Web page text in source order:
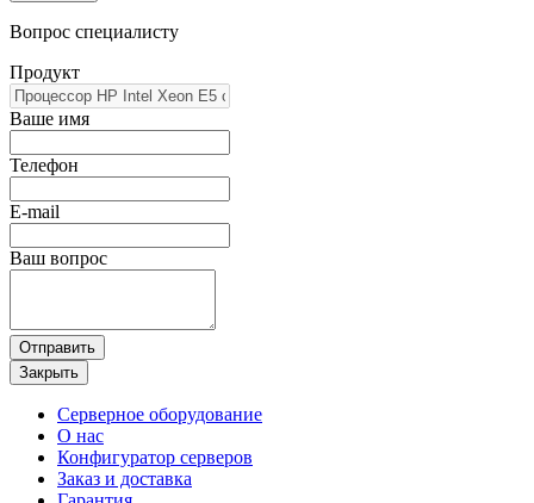
Вопрос специалисту
Продукт
Ваше имя
Телефон
E-mail
Ваш вопрос
Отправить
Закрыть
Серверное оборудование
О нас
Конфигуратор серверов
Заказ и доставка